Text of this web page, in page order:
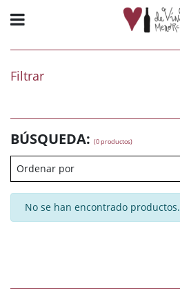
Filtrar
BÚSQUEDA: (0 productos)
Ordenar por
No se han encontrado productos.